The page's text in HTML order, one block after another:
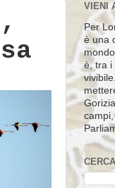
VIENI
Per
è una
è, tra i